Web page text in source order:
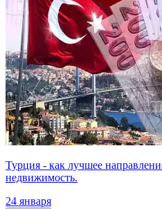
Турция - как лучшее
недвижимость.
24 января